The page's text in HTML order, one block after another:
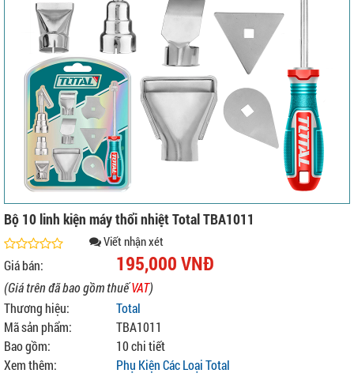
Bộ 10 linh kiện máy thổi nhiệt Total TBA1011
Viết nhận xét
Giá bán: 195,000 VNĐ
(Giá trên đã bao gồm thuếVAT)
Thương hiệu:
Total
Mã sản phẩm:
TBA1011
Bao gồm:
10 chi tiết
Xem thêm:
Phụ Kiện Các Loại Total